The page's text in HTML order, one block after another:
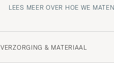
LEES MEER OVER HOE WE
VERZORGING & MATERIAAL